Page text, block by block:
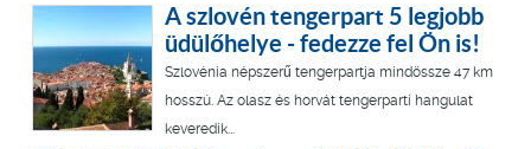
A szlovén tengerpart 5 legjobb
üdülőhelye - fedezze fel Ön is!
Szlovénia népszerű tengerpartja mindössze 47 km
hosszú. Az olasz és horvát tengerparti hangulat
keveredik...